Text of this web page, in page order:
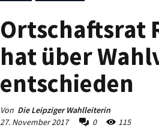
Ortschaftsrat
hat über
entschieden
Von Die Leipziger Wahlleiterin
27. November 2017
0 115